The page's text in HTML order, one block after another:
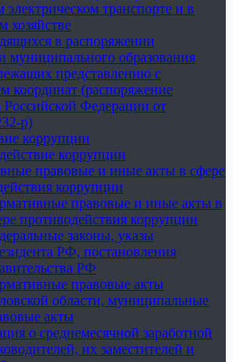
электрическом транспорте и в
хозяйстве
в распоряжении
муниципального образования
представлению с
координат (распоряжение
Российской Федерации от
р)
коррупции
коррупции
правовые и иные акты в сфере
коррупции
правовые и иные акты в
противодействия коррупции
законы, указы
РФ, постановления
РФ
правовые акты
области, муниципальные
акты
о среднемесячной заработной
их заместителей и